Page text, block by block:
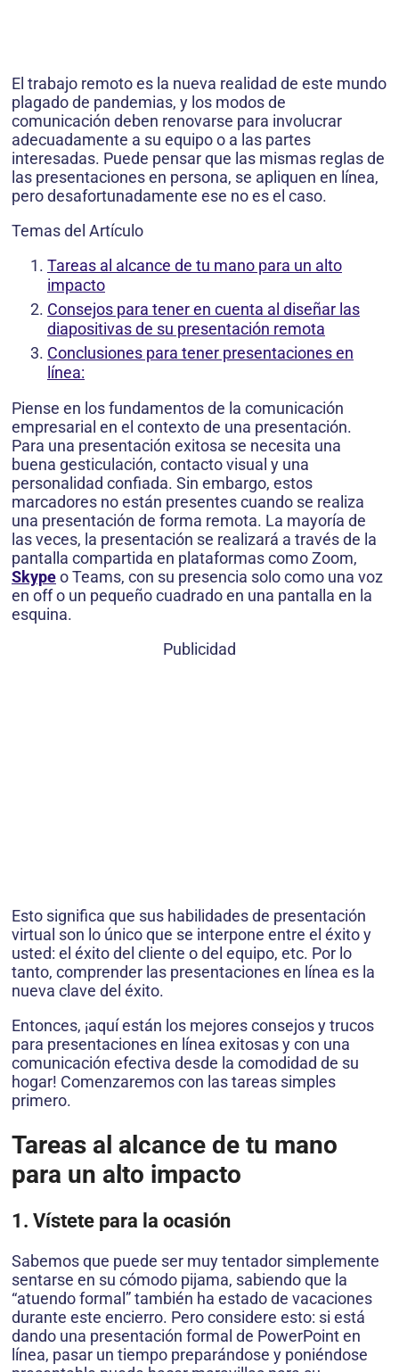
El trabajo remoto es la nueva realidad de este mundo
plagado de pandemias, y los modos de
comunicación deben renovarse para involucrar
adecuadamente a su equipo o a las partes
interesadas. Puede pensar que las mismas reglas de
las presentaciones en persona, se apliquen en línea,
pero desafortunadamente ese no es el caso.
Temas del Artículo
Tareas al alcance de tu mano para un alto
impacto
Consejos para tener en cuenta al diseñar las
diapositivas de su presentación remota
Conclusiones para tener presentaciones en
línea:
Piense en los fundamentos de la comunicación
empresarial en el contexto de una presentación.
Para una presentación exitosa se necesita una
buena gesticulación, contacto visual y una
personalidad confiada. Sin embargo, estos
marcadores no están presentes cuando se realiza
una presentación de forma remota. La mayoría de
las veces, la presentación se realizará a través de la
pantalla compartida en plataformas como Zoom,
Skypeo Teams, con su presencia solo como una voz
en off o un pequeño cuadrado en una pantalla en la
esquina.
Publicidad
Esto significa que sus habilidades de presentación
virtual son lo único que se interpone entre el éxito y
usted: el éxito del cliente o del equipo, etc. Por lo
tanto, comprender las presentaciones en línea es la
nueva clave del éxito.
Entonces, ¡aquí están los mejores consejos y trucos
para presentaciones en línea exitosas y con una
comunicación efectiva desde la comodidad de su
hogar! Comenzaremos con las tareas simples
primero.
Tareas al alcance de tu mano
para un alto impacto
1. Vístete para la ocasión
Sabemos que puede ser muy tentador simplemente
sentarse en su cómodo pijama, sabiendo que la
“atuendo formal” también ha estado de vacaciones
durante este encierro. Pero considere esto: si está
dando una presentación formal de PowerPoint en
línea, pasar un tiempo preparándose y poniéndose